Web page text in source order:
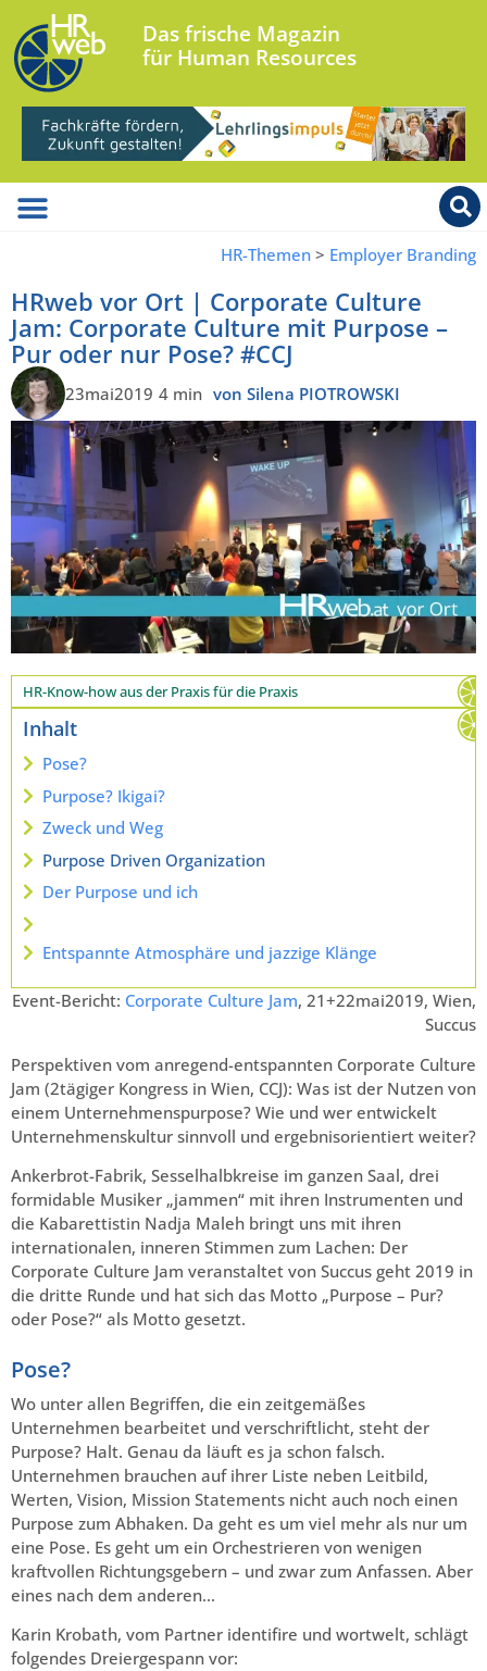
Das frische Magazin
für Human Resources
HR-Themen > Employer Branding
HRweb vor Ort | Corporate Culture
Jam: Corporate Culture mit Purpose –
Pur oder nur Pose? #CCJ
23mai2019 4 min von Silena PIOTROWSKI
HR-Know-how aus der Praxis für die Praxis
Inhalt
Pose?
Purpose? Ikigai?
Zweck und Weg
Purpose Driven Organization
Der Purpose und ich
Entspannte Atmosphäre und jazzige Klänge
Event-Bericht: Corporate Culture Jam, 21+22mai2019, Wien,
Succus
Perspektiven vom anregend-entspannten Corporate Culture
Jam (2tägiger Kongress in Wien, CCJ): Was ist der Nutzen von
einem Unternehmenspurpose? Wie und wer entwickelt
Unternehmenskultur sinnvoll und ergebnisorientiert weiter?
Ankerbrot-Fabrik, Sesselhalbkreise im ganzen Saal, drei
formidable Musiker „jammen“ mit ihren Instrumenten und
die Kabarettistin Nadja Maleh bringt uns mit ihren
internationalen, inneren Stimmen zum Lachen: Der
Corporate Culture Jam veranstaltet von Succus geht 2019 in
die dritte Runde und hat sich das Motto „Purpose – Pur?
oder Pose?“ als Motto gesetzt.
Pose?
Wo unter allen Begriffen, die ein zeitgemäßes
Unternehmen bearbeitet und verschriftlicht, steht der
Purpose? Halt. Genau da läuft es ja schon falsch.
Unternehmen brauchen auf ihrer Liste neben Leitbild,
Werten, Vision, Mission Statements nicht auch noch einen
Purpose zum Abhaken. Da geht es um viel mehr als nur um
eine Pose. Es geht um ein Orchestrieren von wenigen
kraftvollen Richtungsgebern – und zwar zum Anfassen. Aber
eines nach dem anderen…
Karin Krobath, vom Partner identifire und wortwelt, schlägt
folgendes Dreiergespann vor: